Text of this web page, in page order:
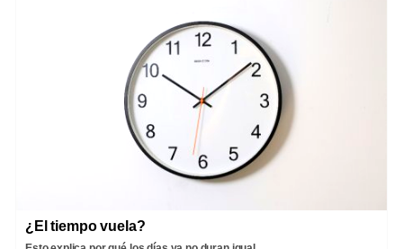
¿El tiempo vuela?